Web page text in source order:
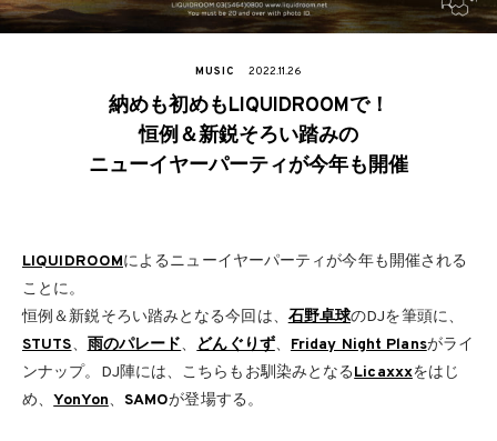
MUSIC 2022.11.26
納めも初めもLIQUIDROOMで！
恒例＆新鋭そろい踏みの
ニューイヤーパーティが今年も開催
LIQUIDROOMによるニューイヤーパーティが今年も開催される
ことに。
恒例＆新鋭そろい踏みとなる今回は、 石野卓球のDJを筆頭に、
STUTS、 雨のパレード、 どんぐりず、 Friday Night Plansがライ
ンナップ。DJ陣には、こちらもお馴染みとなるLicaxxxをはじ
め、YonYon、 SAMOが登場する。